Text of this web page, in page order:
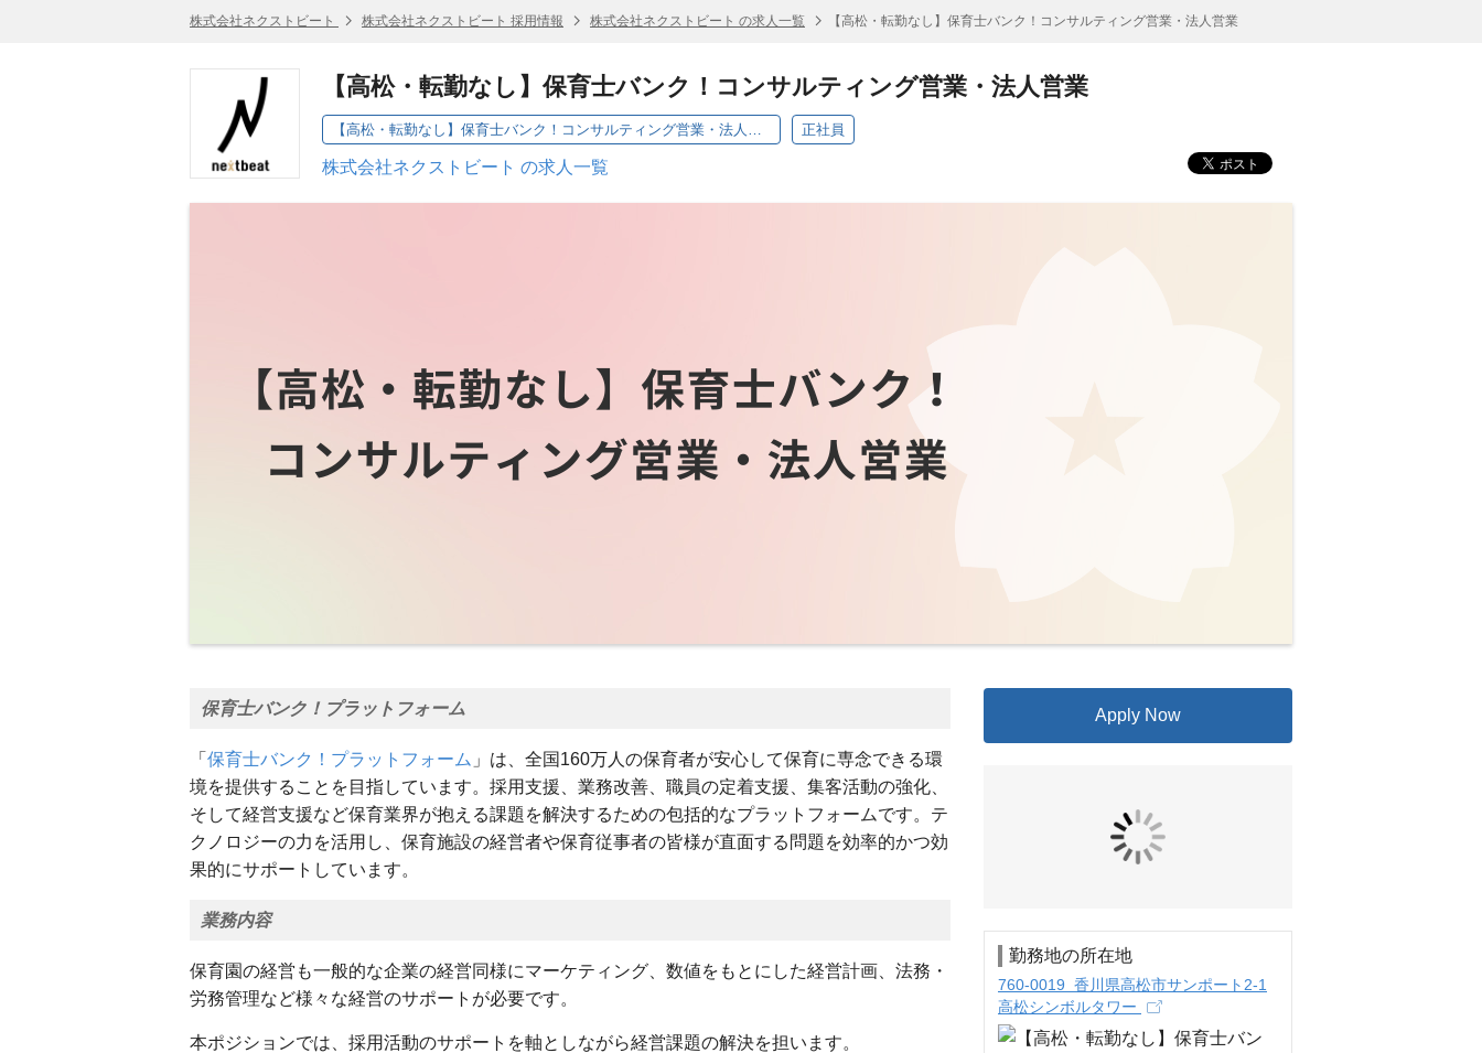
株式会社ネクストビート 株式会社ネクストビート 採用情報 株式会社ネクストビート の求人一覧 【高松・転勤なし】保育士バンク！コンサルティング営業・法人営業
【高松・転勤なし】保育士バンク！コンサルティング営業・法人営業
【高松・転勤なし】保育士バンク！コンサルティング営業・法人営業 正社員
株式会社ネクストビート の求人一覧
保育士バンク！プラットフォーム
「 保育士バンク！プラットフォーム 」は、全国160万人の保育者が安心して保育に専念できる環
境を提供することを目指しています。採用支援、業務改善、職員の定着支援、集客活動の強化、
そして経営支援など保育業界が抱える課題を解決するための包括的なプラットフォームです。テ
クノロジーの力を活用し、保育施設の経営者や保育従事者の皆様が直面する問題を効率的かつ効
果的にサポートしています。
業務内容
保育園の経営も一般的な企業の経営同様にマーケティング、数値をもとにした経営計画、法務・
労務管理など様々な経営のサポートが必要です。
本ポジションでは、採用活動のサポートを軸としながら経営課題の解決を担います。
Apply Now
勤務地の所在地
760-0019 香川県高松市サンポート2-1
高松シンボルタワー